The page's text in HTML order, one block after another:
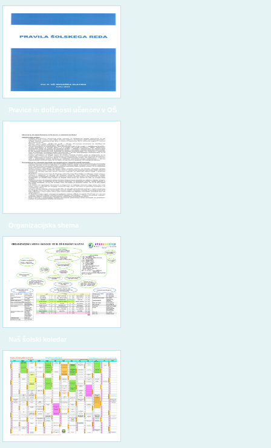
Pravice in dolžnosti učencev v OŠ
Organizacijska shema
Naš šolski koledar